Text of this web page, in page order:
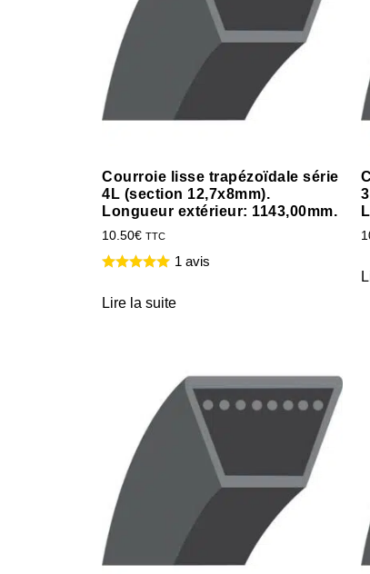
Courroie lisse trapézoïdale série
4L (section 12,7x8mm).
Longueur extérieur: 1143,00mm.
10.50€ TTC
1 avis
Lire la suite